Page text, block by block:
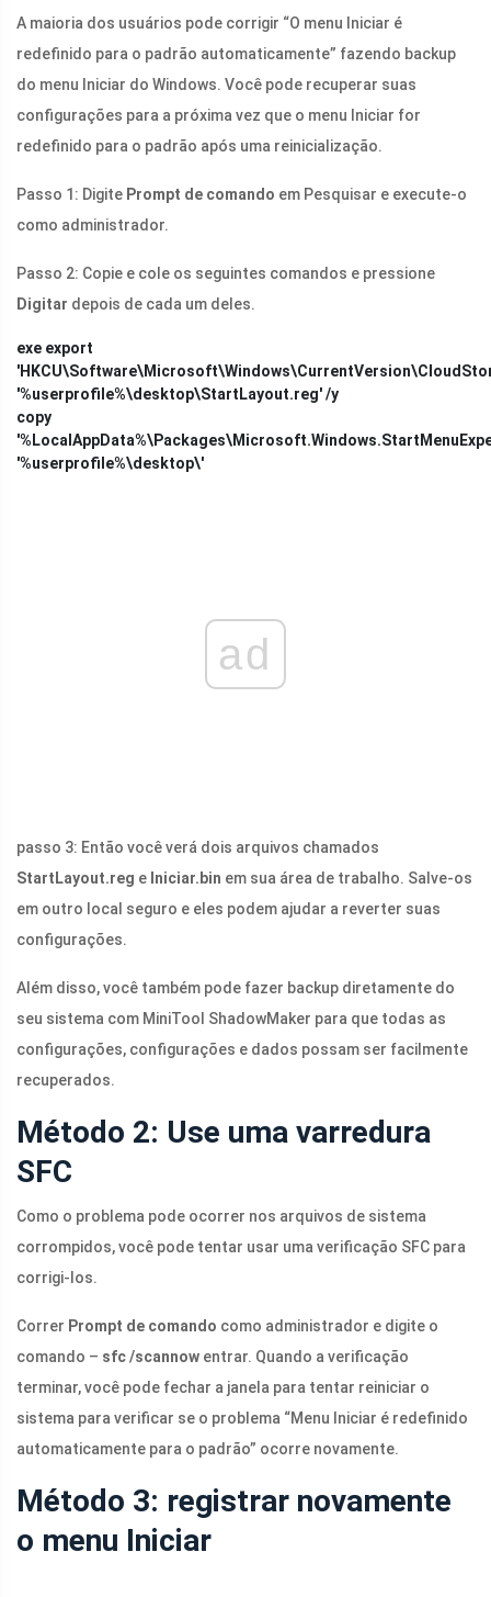
A maioria dos usuários pode corrigir “O menu Iniciar é
redefinido para o padrão automaticamente” fazendo backup
do menu Iniciar do Windows. Você pode recuperar suas
configurações para a próxima vez que o menu Iniciar for
redefinido para o padrão após uma reinicialização.
Passo 1: Digite Prompt de comando em Pesquisar e execute-o
como administrador.
Passo 2: Copie e cole os seguintes comandos e pressione
Digitar depois de cada um deles.
exe export
'%userprofile%\desktop\StartLayout.reg' /y
copy
'%userprofile%\desktop\'
ad
passo 3: Então você verá dois arquivos chamados
StartLayout.reg e Iniciar.bin em sua área de trabalho. Salve-os
em outro local seguro e eles podem ajudar a reverter suas
configurações.
Além disso, você também pode fazer backup diretamente do
seu sistema com MiniTool ShadowMaker para que todas as
configurações, configurações e dados possam ser facilmente
recuperados.
Método 2: Use uma varredura
SFC
Como o problema pode ocorrer nos arquivos de sistema
corrompidos, você pode tentar usar uma verificação SFC para
corrigi-los.
Correr Prompt de comando como administrador e digite o
comando – sfc /scannow entrar. Quando a verificação
terminar, você pode fechar a janela para tentar reiniciar o
sistema para verificar se o problema “Menu Iniciar é redefinido
automaticamente para o padrão” ocorre novamente.
Método 3: registrar novamente
o menu Iniciar